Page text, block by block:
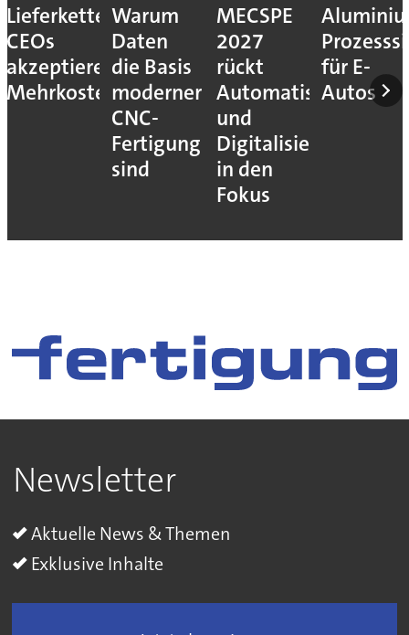
Lieferkettenresilienz:
CEOs
akzeptieren
Mehrkosten
Warum
Daten
die Basis
moderner
CNC-
Fertigung
sind
MECSPE
2027
rückt
Automatisierung
und
Digitalisierung
in den
Fokus
für E-
Autos
Newsletter
Aktuelle News & Themen
Exklusive Inhalte